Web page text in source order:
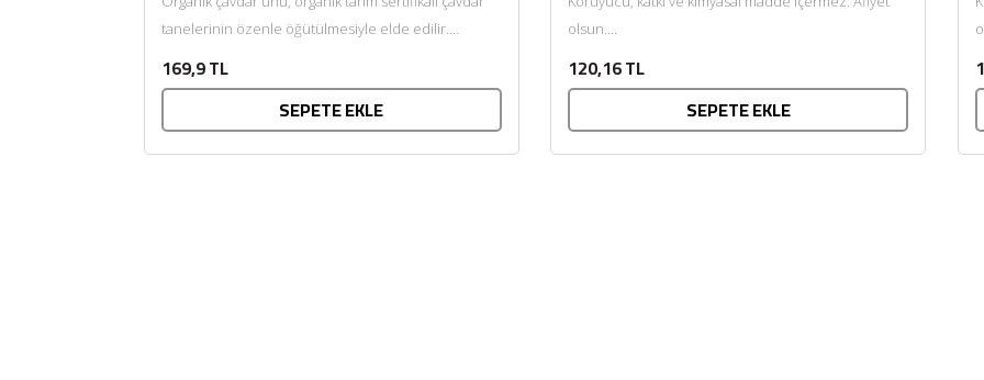
tanelerinin özenle öğütülmesiyle elde edilir.
169,9 TL
SEPETE EKLE
olsun....
120,16 TL
SEPETE EKLE